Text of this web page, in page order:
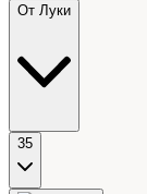
От Луки
35